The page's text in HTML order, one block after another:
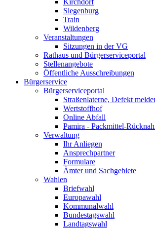
Kirchdorf
Siegenburg
Train
Wildenberg
Veranstaltungen
Sitzungen in der VG
Rathaus und Bürgerserviceportal
Stellenangebote
Öffentliche Ausschreibungen
Bürgerservice
Bürgerserviceportal
Straßenlaterne, Defekt
Wertstoffhof
Online Abfall
Pamira - Packmittel-
Verwaltung
Ihr Anliegen
Ansprechpartner
Formulare
Ämter und Sachgebiete
Wahlen
Briefwahl
Europawahl
Kommunalwahl
Bundestagswahl
Landtagswahl